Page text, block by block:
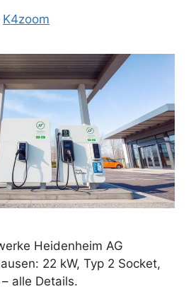
K4zoom
Heidenheim AG
22 kW, Typ 2 Socket,
alle Details.